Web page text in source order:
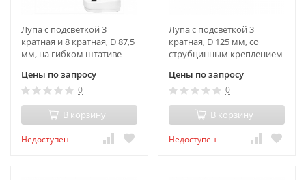
Лупа с подсветкой 3
кратная и 8 кратная, D 87,5
мм, на гибком штативе
Цены по запросу
0
В корзину
Недоступен
Лупа с подсветкой 3
кратная, D 125 мм, со
струбцинным креплением
Цены по запросу
0
В корзину
Недоступен